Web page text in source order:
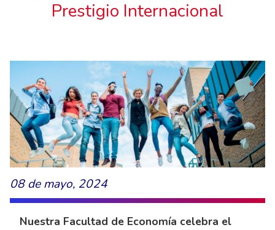
Prestigio Internacional
08 de mayo, 2024
Nuestra Facultad de Economía celebra el